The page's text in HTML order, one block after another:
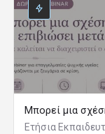
Μπορεί μια
Ετήσια